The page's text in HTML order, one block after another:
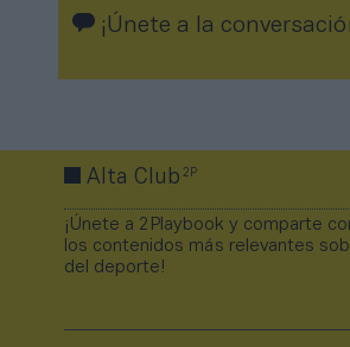
¡Únete a la
Alta Club2P
¡Únete a 2Playbook y comparte
los contenidos más relevantes
del deporte!